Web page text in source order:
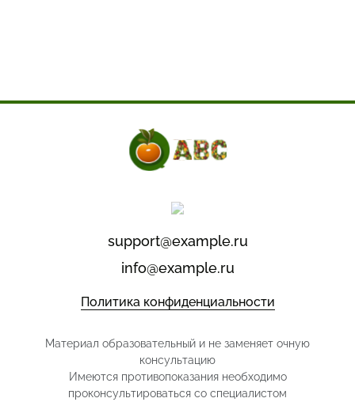
support@example.ru
info@example.ru
Политика конфиденциальности
Материал образовательный и не заменяет очную
консультацию
Имеются противопоказания необходимо
проконсультироваться со специалистом